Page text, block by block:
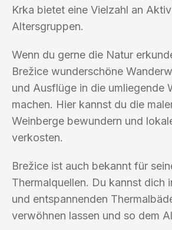
Krka bietet eine Vielzahl an
Altersgruppen.
Wenn du gerne die Natur
Brežice wunderschöne
und Ausflüge in die umliegende
machen. Hier kannst du die
Weinberge bewundern und
verkosten.
Brežice ist auch bekannt für
Thermalquellen. Du kannst dich
und entspannenden
verwöhnen lassen und so dem